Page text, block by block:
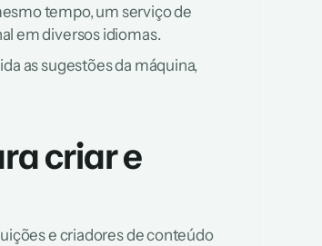
tempo, um serviço de
em diversos idiomas.
as sugestões da máquina,
criar e
e criadores de conteúdo